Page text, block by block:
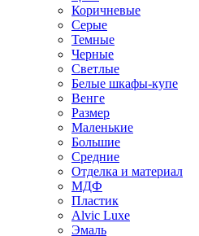
Коричневые
Серые
Темные
Черные
Светлые
Белые шкафы-купе
Венге
Размер
Маленькие
Большие
Средние
Отделка и материал
МДФ
Пластик
Alvic Luxe
Эмаль